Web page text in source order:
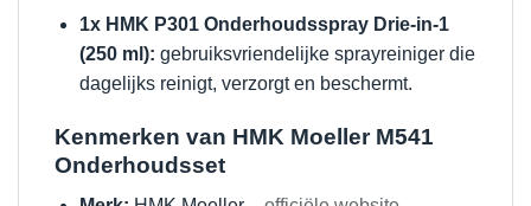
1x HMK P301 Onderhoudsspray Drie-in-1
(250 ml): gebruiksvriendelijke sprayreiniger die
dagelijks reinigt, verzorgt en beschermt.
Kenmerken van HMK Moeller M541
Onderhoudsset